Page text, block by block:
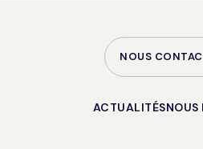
NOUS
ACTUALITÉSNOUS